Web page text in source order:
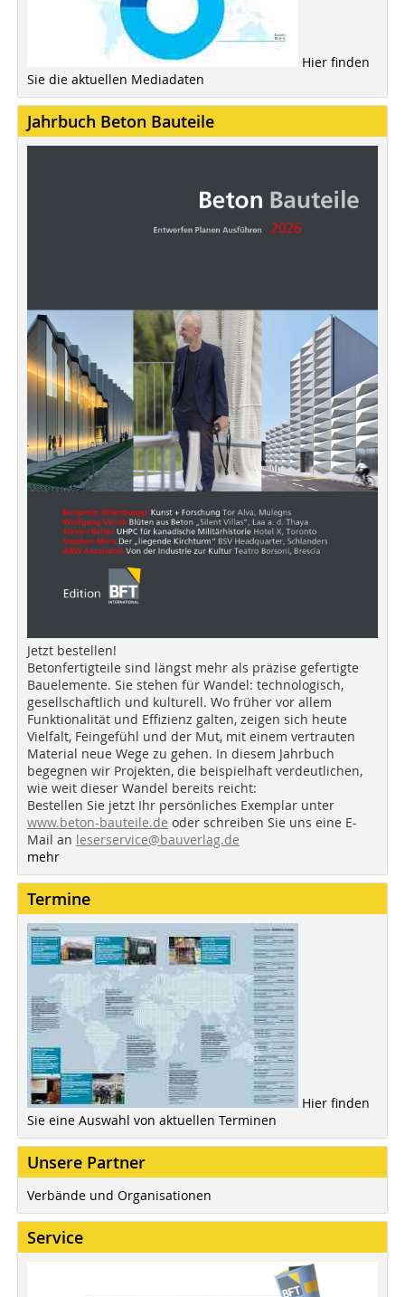
Hier finden
Sie die aktuellen Mediadaten
Jahrbuch Beton Bauteile
Jetzt bestellen!
Betonfertigteile sind längst mehr als präzise gefertigte
Bauelemente. Sie stehen für Wandel: technologisch,
gesellschaftlich und kulturell. Wo früher vor allem
Funktionalität und Effizienz galten, zeigen sich heute
Vielfalt, Feingefühl und der Mut, mit einem vertrauten
Material neue Wege zu gehen. In diesem Jahrbuch
begegnen wir Projekten, die beispielhaft verdeutlichen,
wie weit dieser Wandel bereits reicht:
Bestellen Sie jetzt Ihr persönliches Exemplar unter
www.beton-bauteile.de oder schreiben Sie uns eine E-
Mail an leserservice@bauverlag.de
mehr
Termine
Hier finden
Sie eine Auswahl von aktuellen Terminen
Unsere Partner
Verbände und Organisationen
Service